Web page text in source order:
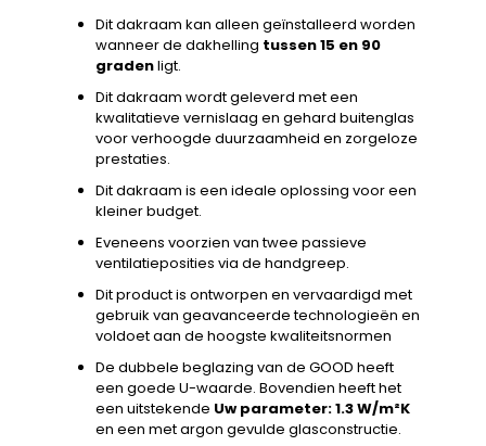
Dit dakraam kan alleen geïnstalleerd worden
wanneer de dakhelling tussen 15 en 90
gradenligt.
Dit dakraam wordt geleverd met een
kwalitatieve vernislaag en gehard buitenglas
voor verhoogde duurzaamheid en zorgeloze
prestaties.
Dit dakraam is een ideale oplossing voor een
kleiner budget.
Eveneens voorzien van twee passieve
ventilatieposities via de handgreep.
Dit product is ontworpen en vervaardigd met
gebruik van geavanceerde technologieën en
voldoet aan de hoogste kwaliteitsnormen
De dubbele beglazing van de GOOD heeft
een goede U-waarde. Bovendien heeft het
een uitstekende Uw parameter: 1.3 W/m²K
en een met argon gevulde glasconstructie.